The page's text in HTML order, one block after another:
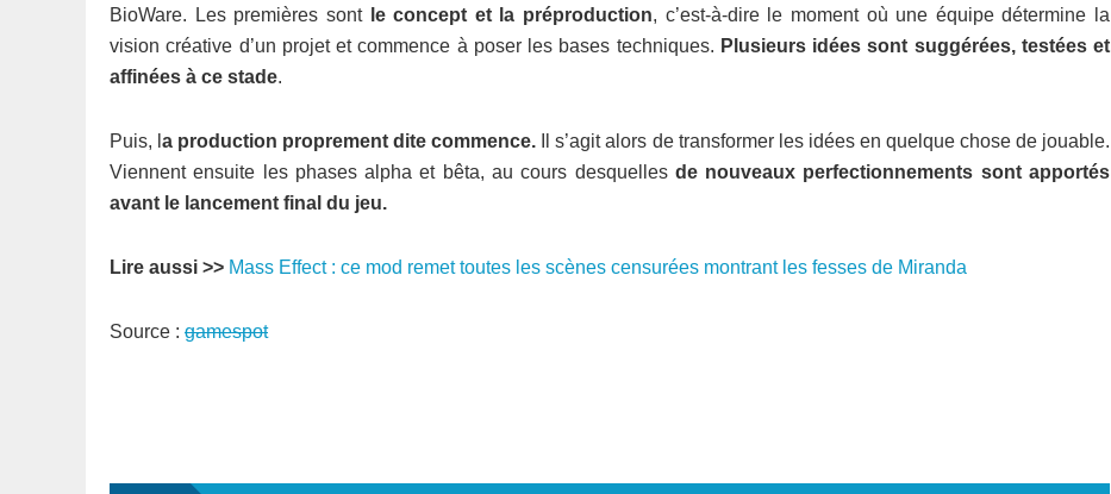
BioWare. Les premières sont le concept et la préproduction, c’est-à-dire le moment où une équipe détermine la
vision créative d’un projet et commence à poser les bases techniques. Plusieurs idées sont suggérées, testées et
affinées à ce stade.
Puis, la production proprement dite commence. Il s’agit alors de transformer les idées en quelque chose de jouable.
Viennent ensuite les phases alpha et bêta, au cours desquelles de nouveaux perfectionnements sont apportés
avant le lancement final du jeu.
Lire aussi >> Mass Effect : ce mod remet toutes les scènes censurées montrant les fesses de Miranda
Source : gamespot